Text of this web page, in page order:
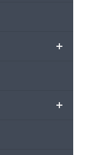
+
+